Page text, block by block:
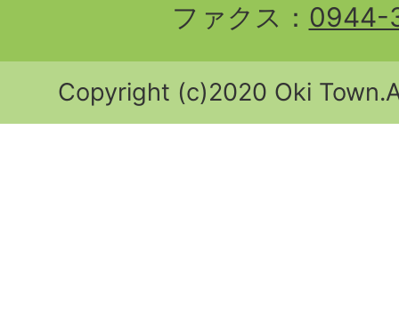
ファクス： 0944-
Copyright (c)2020 Oki